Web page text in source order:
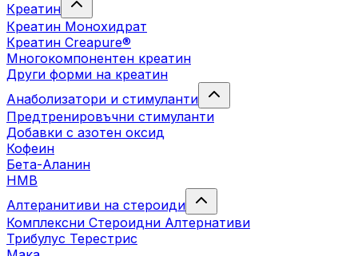
Креатин
Креатин Монохидрат
Креатин Creapure®
Многокомпонентен креатин
Други форми на креатин
Анаболизатори и стимуланти
Предтренировъчни стимуланти
Добавки с азотен оксид
Кофеин
Бета-Аланин
HMB
Алтеранитиви на стероиди
Комплексни Стероидни Алтернативи
Трибулус Терестрис